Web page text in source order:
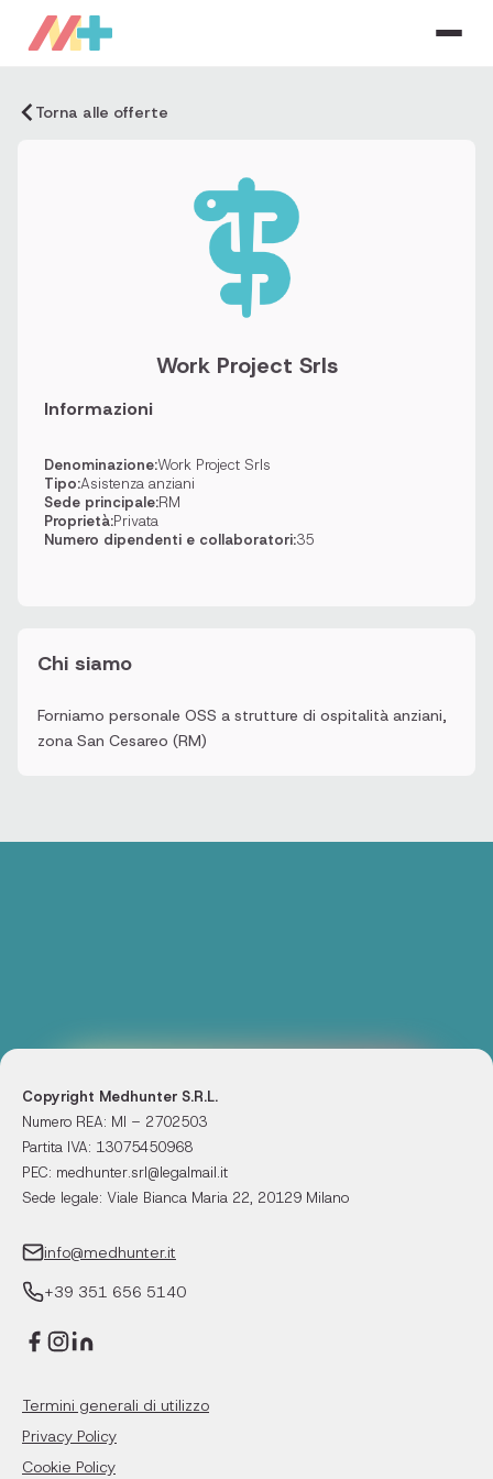
Torna alle offerte
Work Project Srls
Informazioni
Denominazione:Work Project Srls
Tipo:Asistenza anziani
Sede principale:RM
Proprietà:Privata
Numero dipendenti e collaboratori:35
Chi siamo
Forniamo personale OSS a strutture di ospitalità anziani,
zona San Cesareo (RM)
Copyright Medhunter S.R.L.
Numero REA: MI – 2702503
Partita IVA: 13075450968
PEC: medhunter.srl@legalmail.it
Sede legale: Viale Bianca Maria 22, 20129 Milano
info@medhunter.it
+39 351 656 5140
Termini generali di utilizzo
Privacy Policy
Cookie Policy